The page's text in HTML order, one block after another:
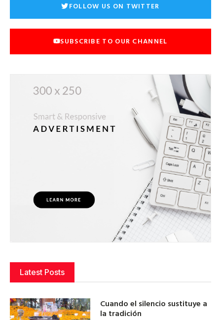
FOLLOW US ON TWITTER
SUBSCRIBE TO OUR CHANNEL
Latest Posts
Cuando el silencio sustituye a
la tradición